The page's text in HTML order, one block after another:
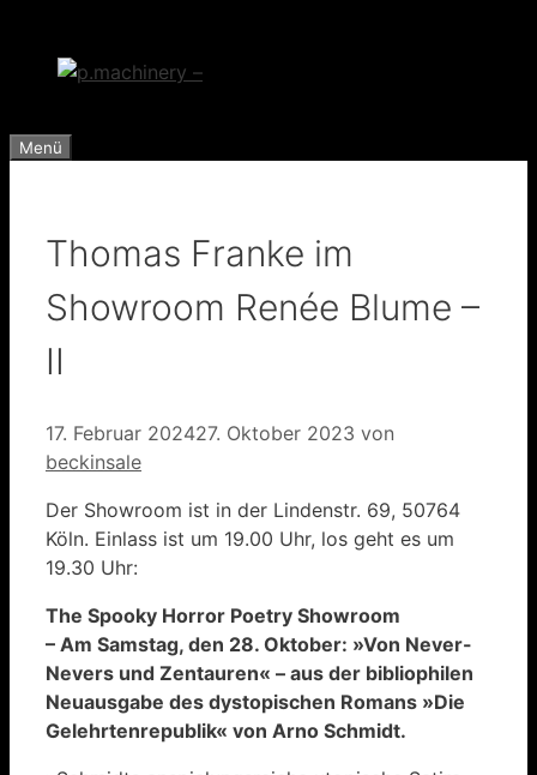
springen
Menü
Thomas Franke im
Showroom Renée Blume –
II
17. Februar 202427. Oktober 2023 von
beckinsale
Der Showroom ist in der Lindenstr. 69, 50764
Köln. Einlass ist um 19.00 Uhr, los geht es um
19.30 Uhr:
The Spooky Horror Poetry Showroom
– Am Samstag, den 28. Oktober: »Von Never-
Nevers und Zentauren« – aus der bibliophilen
Neuausgabe des dystopischen Romans »Die
Gelehrtenrepublik« von Arno Schmidt.